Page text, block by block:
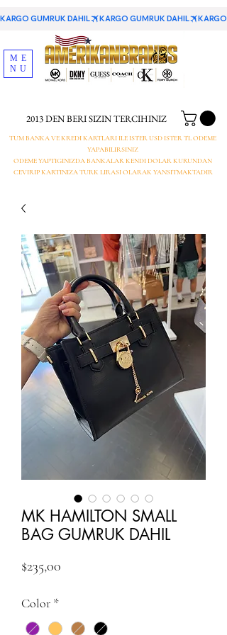
KARGO GUMRUK DAHIL
2013 DEN BERI SIZIN TERCIHINIZ
TUM BANKA VE KREDI KARTLARI ILE ISTER USD ISTER TL ODEME
YAPABILIRSINIZ
ODEME YAPTIGINIZDA BANKALAR KENDI DOLAR KURUNDAN
CEVIRIP KARTINIZA TURK LIRASI OLARAK YANSITMAKTADIR
ME
NU
MK HAMILTON SMALL
BAG GUMRUK DAHIL
$235,00
Color *